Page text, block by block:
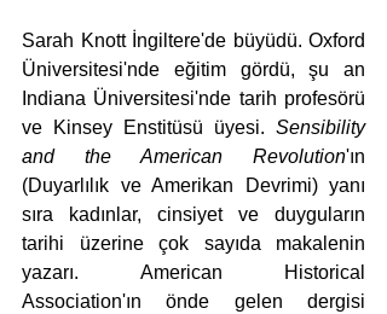
Sarah Knott İngiltere'de büyüdü. Oxford
Üniversitesi'nde eğitim gördü, şu an
Indiana Üniversitesi'nde tarih profesörü
ve Kinsey Enstitüsü üyesi. Sensibility
and the American Revolution'ın
(Duyarlılık ve Amerikan Devrimi) yanı
sıra kadınlar, cinsiyet ve duyguların
tarihi üzerine çok sayıda makalenin
yazarı. American Historical